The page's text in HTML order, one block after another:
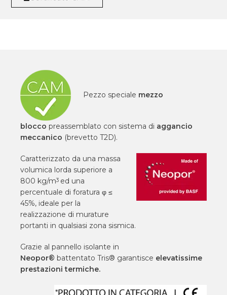
Pezzo speciale mezzo
blocco preassemblato con sistema di aggancio
meccanico (brevetto T2D).
Caratterizzato da una massa
volumica lorda superiore a
800 kg/m3 ed una
percentuale di foratura φ ≤
45%, ideale per la
realizzazione di murature
portanti in qualsiasi zona sismica.
Grazie al pannello isolante in
Neopor® battentato Tris® garantisce elevatissime
prestazioni termiche.